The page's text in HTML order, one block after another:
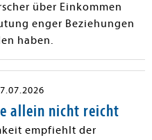
über Einkommen
enger Beziehungen
haben.
allein nicht reicht
empfiehlt der